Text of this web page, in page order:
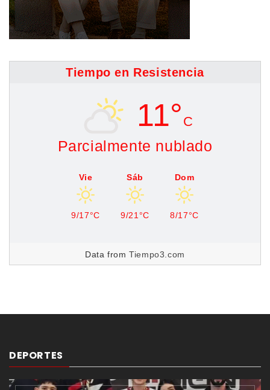
Tiempo en Resistencia
11° C
Parcialmente nublado
Vie
9/17°C
Sáb
9/21°C
Dom
8/17°C
Data fromTiempo3.com
DEPORTES